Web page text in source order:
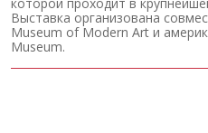
Выставка организована
Museum of Modern Art и
Museum.